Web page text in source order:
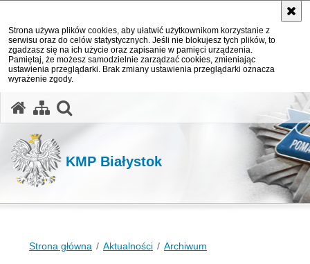
Strona używa plików cookies, aby ułatwić użytkownikom korzystanie z
serwisu oraz do celów statystycznych. Jeśli nie blokujesz tych plików, to
zgadzasz się na ich użycie oraz zapisanie w pamięci urządzenia.
Pamiętaj, że możesz samodzielnie zarządzać cookies, zmieniając
ustawienia przeglądarki. Brak zmiany ustawienia przeglądarki oznacza
wyrażenie zgody.
KMP Białystok
Strona główna Aktualności Archiwum